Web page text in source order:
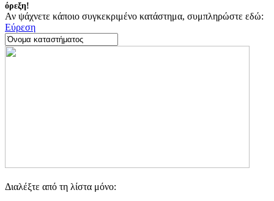
όρεξη!
Αν ψάχνετε κάποιο συγκεκριμένο κατάστημα, συμπληρώστε εδώ:
Εύρεση
Διαλέξτε από τη λίστα μόνο: